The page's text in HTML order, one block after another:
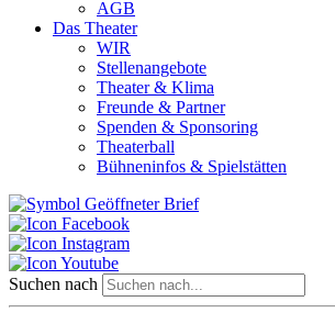
AGB
Das Theater
WIR
Stellenangebote
Theater & Klima
Freunde & Partner
Spenden & Sponsoring
Theaterball
Bühneninfos & Spielstätten
Suchen nach